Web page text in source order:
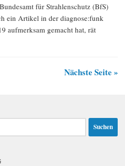
für Strahlenschutz (BfS)
ein Artikel in der diagnose:funk
aufmerksam gemacht hat, rät
Nächste Seite »